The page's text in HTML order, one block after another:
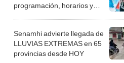
programación, horarios y
Senamhi advierte llegada de
LLUVIAS EXTREMAS en 65
provincias desde HOY